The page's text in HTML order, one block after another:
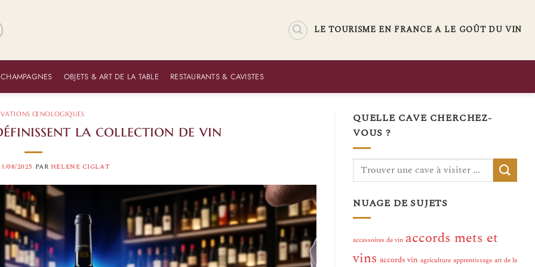
LE TOURISME EN FRANCE A LE GOÛT DU VIN
OBJETS & ART DE LA TABLE RESTAURANTS & CAVISTES
ŒNOLOGIQUES
la collection de vin
08/2025 PAR HELENE CIGLAT
QUELLE CAVE CHERCHEZ-
VOUS ?
NUAGE DE SUJETS
accessoires de vin accords mets et
vins accords vin agriculture apprentissage art de la